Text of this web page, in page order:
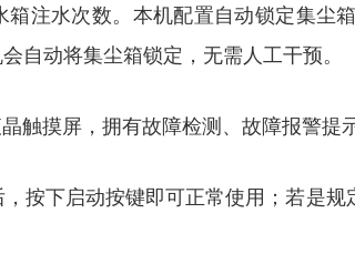
箱注水次数。本机配置自动锁定集尘
自动将集尘箱锁定，无需人工干预。
触摸屏，拥有故障检测、故障报警提
按下启动按键即可正常使用；若是规